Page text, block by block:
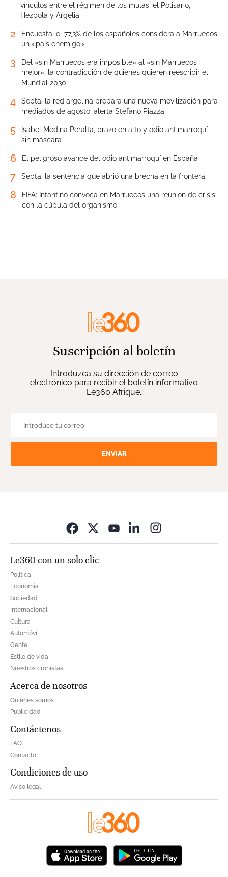
vínculos entre el régimen de los mulás, el Polisario,
Hezbolá y Argelia
2
Encuesta: el 77,3% de los españoles considera a Marruecos
un «país enemigo»
3
Del «sin Marruecos era imposible» al «sin Marruecos
mejor»: la contradicción de quienes quieren reescribir el
Mundial 2030
4
Sebta: la red argelina prepara una nueva movilización para
mediados de agosto, alerta Stefano Piazza
5
Isabel Medina Peralta, brazo en alto y odio antimarroquí
sin máscara
6 El peligroso avance del odio antimarroquí en España
7 Sebta: la sentencia que abrió una brecha en la frontera
8
FIFA: Infantino convoca en Marruecos una reunión de crisis
con la cúpula del organismo
Suscripción al boletín
Introduzca su dirección de correo
electrónico para recibir el boletín informativo
Le360 Afrique.
ENVIAR
Le360 con un solo clic
Política
Economía
Sociedad
Internacional
Cultura
Automóvil
Gente
Estilo de vida
Nuestros cronistas
Acerca de nosotros
Quiénes somos
Publicidad
Contáctenos
FAQ
Contacto
Condiciones de uso
Aviso legal